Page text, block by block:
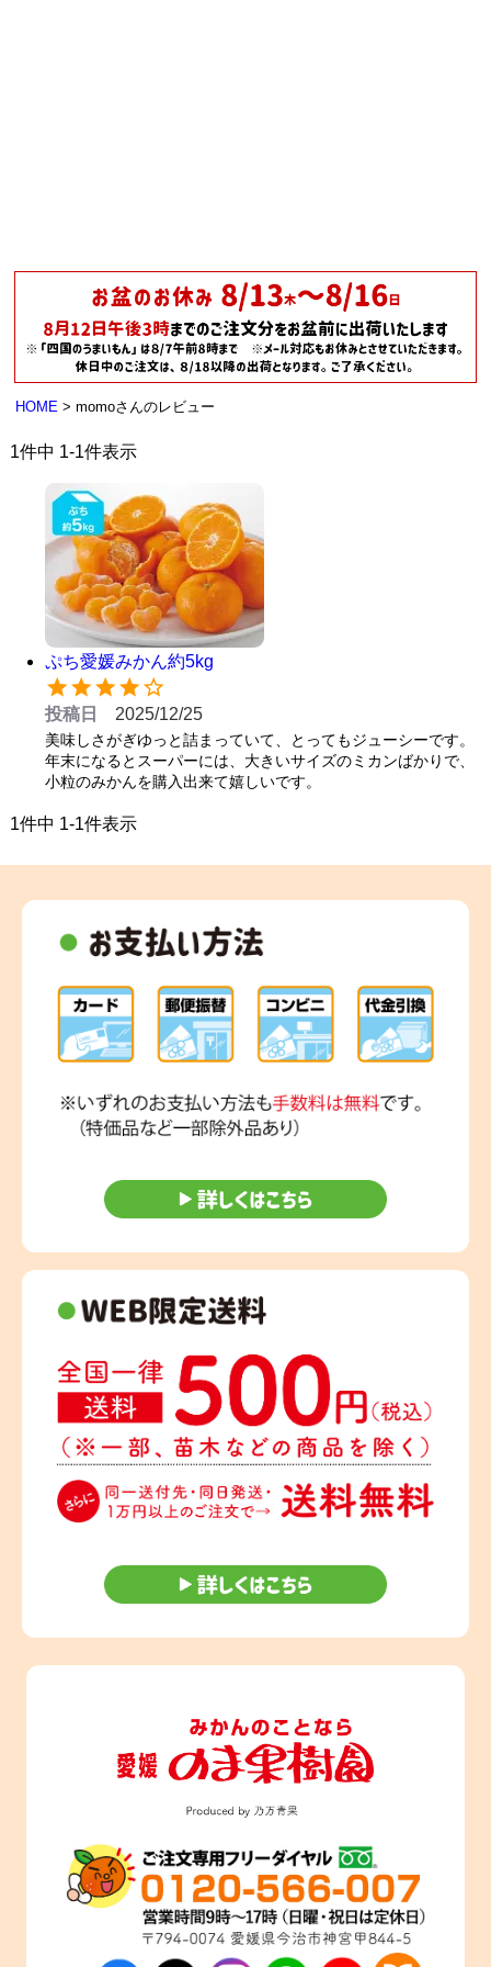
HOME momoさんのレビュー
1件中 1-1件表示
ぷち愛媛みかん約5kg
投稿日 2025/12/25
美味しさがぎゆっと詰まっていて、とってもジューシーです。
年末になるとスーパーには、大きいサイズのミカンばかりで、
小粒のみかんを購入出来て嬉しいです。
1件中 1-1件表示